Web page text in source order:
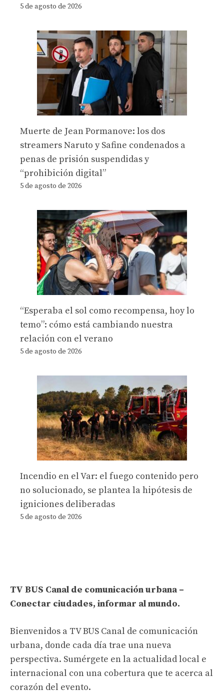
5 de agosto de 2026
Muerte de Jean Pormanove: los dos
streamers Naruto y Safine condenados a
penas de prisión suspendidas y
“prohibición digital”
5 de agosto de 2026
“Esperaba el sol como recompensa, hoy lo
temo”: cómo está cambiando nuestra
relación con el verano
5 de agosto de 2026
Incendio en el Var: el fuego contenido pero
no solucionado, se plantea la hipótesis de
igniciones deliberadas
5 de agosto de 2026
TV BUS Canal de comunicación urbana –
Conectar ciudades, informar al mundo.
Bienvenidos a TV BUS Canal de comunicación
urbana, donde cada día trae una nueva
perspectiva. Sumérgete en la actualidad local e
internacional con una cobertura que te acerca al
corazón del evento.